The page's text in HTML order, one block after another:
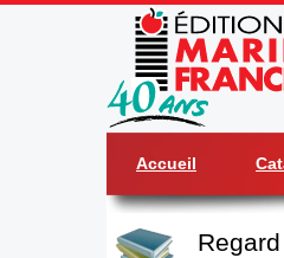
Accueil